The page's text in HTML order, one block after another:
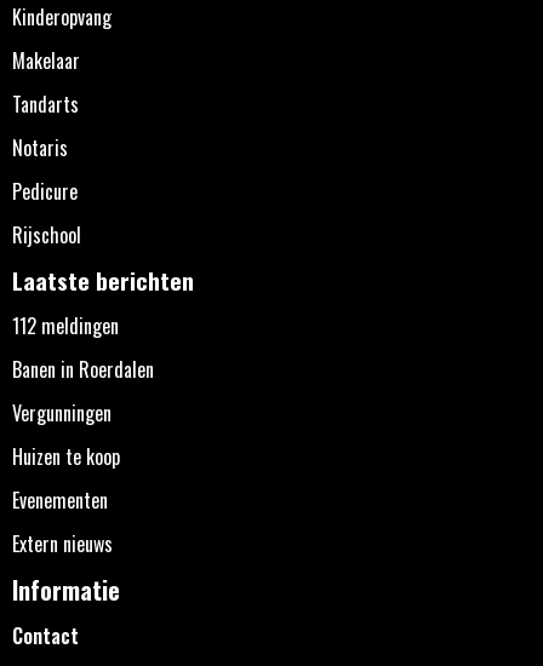
Kinderopvang
Makelaar
Tandarts
Notaris
Pedicure
Rijschool
Laatste berichten
112 meldingen
Banen in Roerdalen
Vergunningen
Huizen te koop
Evenementen
Extern nieuws
Informatie
Contact